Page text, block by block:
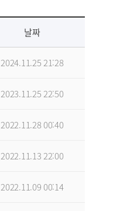
날짜
2024.11.25 21:28
2023.11.25 22:50
2022.11.28 00:40
2022.11.13 22:00
2022.11.09 00:14